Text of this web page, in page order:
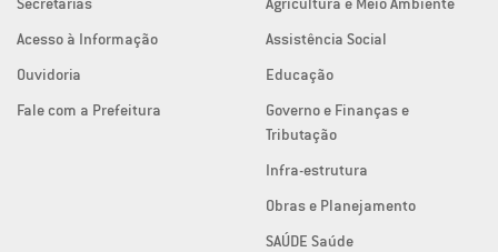
Acesso à Informação
Ouvidoria
Fale com a Prefeitura
Assistência Social
Educação
Governo e Finanças e
Tributação
Infra-estrutura
Obras e Planejamento
SAÚDE Saúde